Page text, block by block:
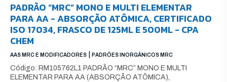
PADRÃO “MRC” MONO E MULTI ELEMENTAR
PARA AA - ABSORÇÃO ATÔMICA, CERTIFICADO
ISO 17034, FRASCO DE 125ML E 500ML - CPA
CHEM
AAS MRC E MODIFICADORES PADRÕES INORGÂNICOS MRC
Código: RM105762L1 PADRÃO “MRC” MONO E MULTI
ELEMENTAR PARA AA (ABSORÇÃO ATÔMICA),